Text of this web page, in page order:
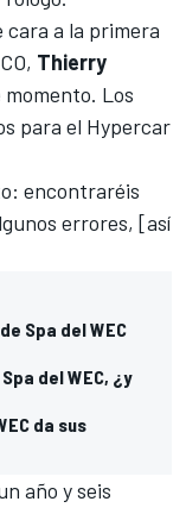
cara a la primera
Thierry
Los
para el Hypercar
encontraréis
errores, [así
Spa del WEC
del WEC, ¿y
da sus
año y seis